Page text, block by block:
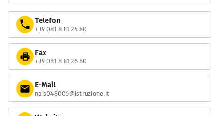
Telefon
+39 081 8 81 24 80
Fax
+39 081 8 81 26 80
E-Mail
nais048006@istruzione.it